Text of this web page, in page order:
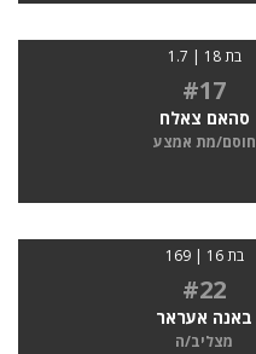
בת 18 | 1.7
#17
סהאם צאלח
חוסם/מת אמצע
בת 16 | 169
#22
באנה אעראר
מצליב/ה